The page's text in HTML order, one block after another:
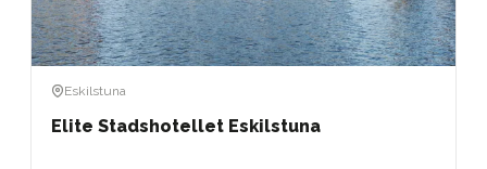
Eskilstuna
Elite Stadshotellet Eskilstuna